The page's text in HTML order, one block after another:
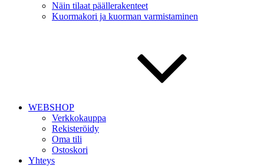
Näin tilaat päällerakenteet
Kuormakori ja kuorman varmistaminen
WEBSHOP
Verkkokauppa
Rekisteröidy
Oma tili
Ostoskori
Yhteys